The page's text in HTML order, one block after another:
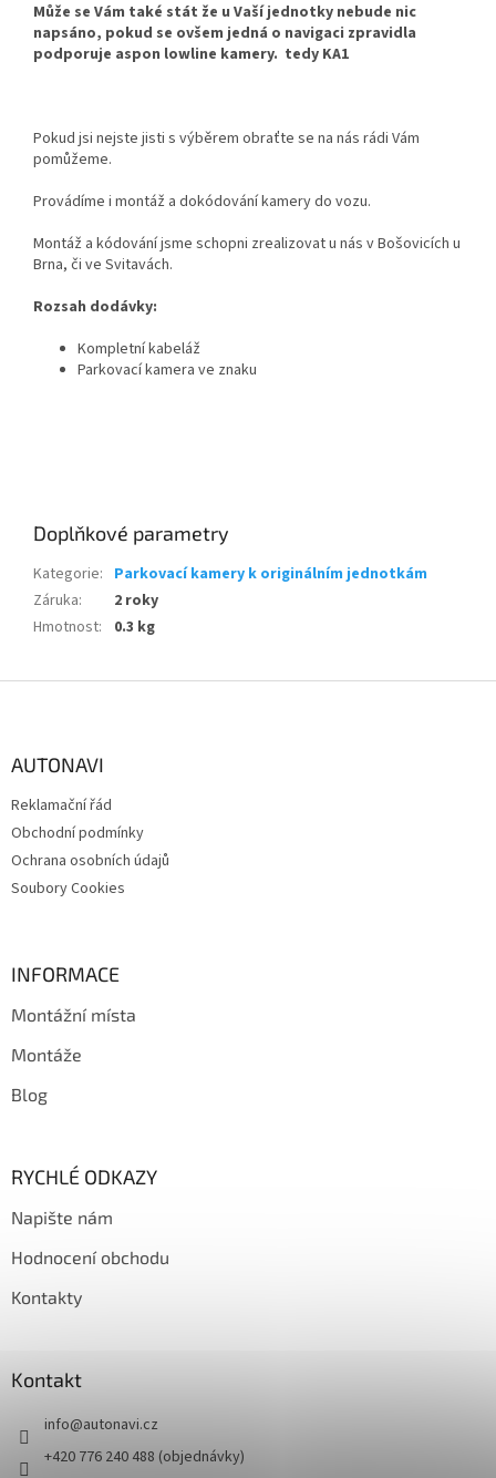
Může se Vám také stát že u Vaší jednotky nebude nic
napsáno, pokud se ovšem jedná o navigaci zpravidla
podporuje aspon lowline kamery. tedy KA1
Pokud jsi nejste jisti s výběrem obraťte se na nás rádi Vám
pomůžeme.
Provádíme i montáž a dokódování kamery do vozu.
Montáž a kódování jsme schopni zrealizovat u nás v Bošovicích u
Brna, či ve Svitavách.
Rozsah dodávky:
Kompletní kabeláž
Parkovací kamera ve znaku
Doplňkové parametry
Kategorie: Parkovací kamery k originálním jednotkám
Záruka:
2 roky
Hmotnost: 0.3 kg
AUTONAVI
Reklamační řád
Obchodní podmínky
Ochrana osobních údajů
Soubory Cookies
INFORMACE
Montážní místa
Montáže
Blog
RYCHLÉ ODKAZY
Napište nám
Hodnocení obchodu
Kontakty
Kontakt
info@autonavi.cz
+420 776 240 488 (objednávky)